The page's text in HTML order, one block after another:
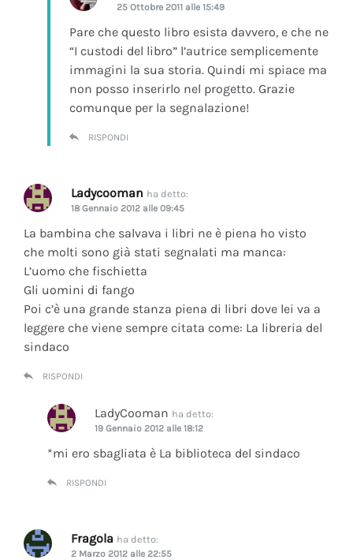
25 Ottobre 2011 alle 15:49
Pare che questo libro esista davvero, e che ne
“I custodi del libro” l’autrice semplicemente
immagini la sua storia. Quindi mi spiace ma
non posso inserirlo nel progetto. Grazie
comunque per la segnalazione!
RISPONDI
Ladycooman ha detto:
18 Gennaio 2012 alle 09:45
La bambina che salvava i libri ne è piena ho visto
che molti sono già stati segnalati ma manca:
L’uomo che fischietta
Gli uomini di fango
Poi c’è una grande stanza piena di libri dove lei va a
leggere che viene sempre citata come: La libreria del
sindaco
RISPONDI
LadyCooman ha detto:
19 Gennaio 2012 alle 18:12
*mi ero sbagliata è La biblioteca del sindaco
RISPONDI
Fragola ha detto:
2 Marzo 2012 alle 22:55